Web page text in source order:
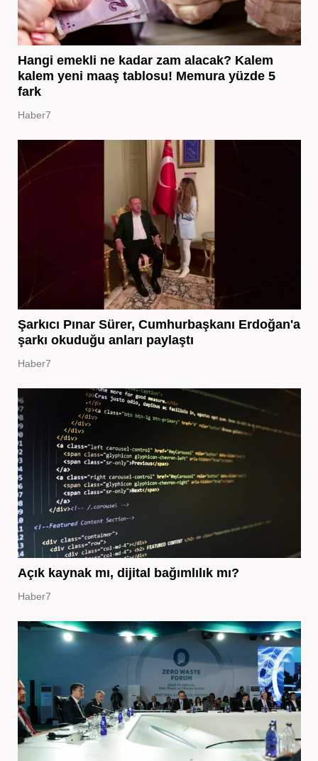
Hangi emekli ne kadar zam alacak? Kalem
kalem yeni maaş tablosu! Memura yüzde 5
fark
Haber7
Şarkıcı Pınar Sürer, Cumhurbaşkanı Erdoğan'a
şarkı okuduğu anları paylaştı
Haber7
Açık kaynak mı, dijital bağımlılık mı?
Haber7